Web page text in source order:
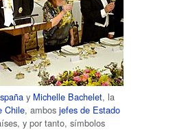
y Michelle Bachelet, la
Chile, ambos jefes de Estado
y por tanto, símbolos